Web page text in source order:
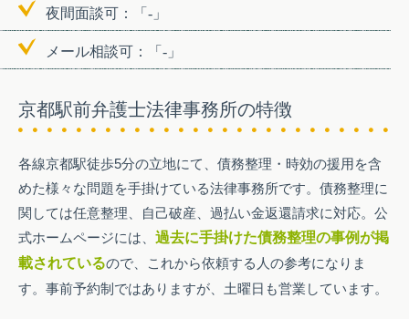
夜間面談可：「-」
メール相談可：「-」
京都駅前弁護士法律事務所の特徴
各線京都駅徒歩5分の立地にて、債務整理・時効の援用を含
めた様々な問題を手掛けている法律事務所です。債務整理に
関しては任意整理、自己破産、過払い金返還請求に対応。公
式ホームページには、 過去に手掛けた債務整理の事例が掲
載されているので、これから依頼する人の参考になりま
す。事前予約制ではありますが、土曜日も営業しています。